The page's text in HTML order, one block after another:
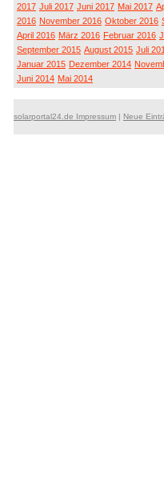
2017 Juli 2017 Juni 2017 Mai 2017
2016 November 2016 Oktober 2016
April 2016 März 2016 Februar 2016
September 2015 August 2015 Juli
Januar 2015 Dezember 2014
Juni 2014 Mai 2014
solarportal24.de Impressum | Neue